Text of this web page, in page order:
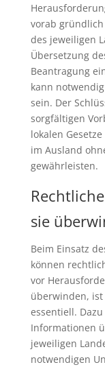
vorab
des jeweiligen
Übersetzung
Beantragung
kann
sein. Der
sorgfältigen
lokalen
im Ausland
gewährleisten.
sie
Beim Einsatz
können
vor
überwinden,
essentiell.
Informationen
jeweiligen
notwendigen